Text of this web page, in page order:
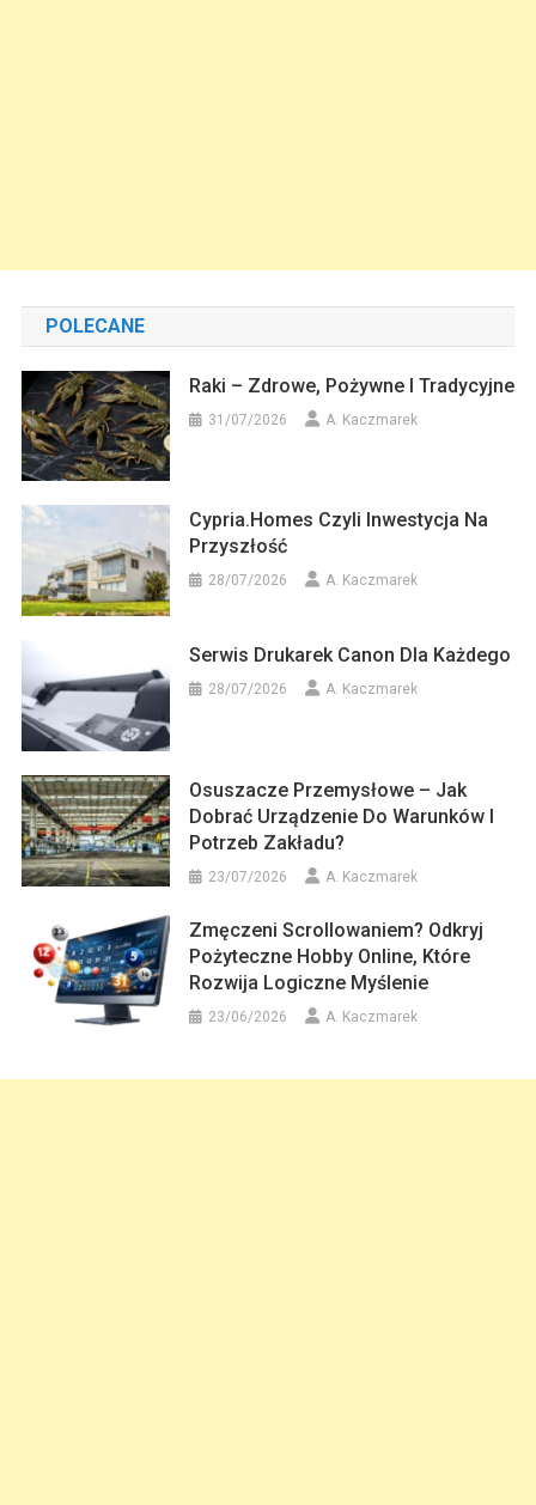
POLECANE
Raki – Zdrowe, Pożywne I Tradycyjne
31/07/2026 A. Kaczmarek
Cypria.homes Czyli Inwestycja Na
Przyszłość
28/07/2026 A. Kaczmarek
Serwis Drukarek Canon Dla Każdego
28/07/2026 A. Kaczmarek
Osuszacze Przemysłowe – Jak
Dobrać Urządzenie Do Warunków I
Potrzeb Zakładu?
23/07/2026 A. Kaczmarek
Zmęczeni Scrollowaniem? Odkryj
Pożyteczne Hobby Online, Które
Rozwija Logiczne Myślenie
23/06/2026 A. Kaczmarek